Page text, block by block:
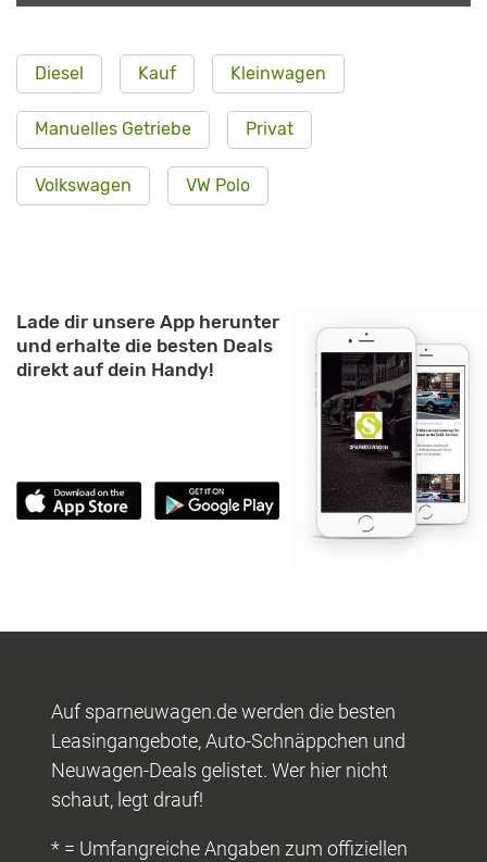
Diesel Kauf Kleinwagen
Manuelles Getriebe Privat
Volkswagen VW Polo
Lade dir unsere App herunter
und erhalte die besten Deals
direkt auf dein Handy!
Auf sparneuwagen.de werden die besten
Leasingangebote, Auto-Schnäppchen und
Neuwagen-Deals gelistet. Wer hier nicht
schaut, legt drauf!
* = Umfangreiche Angaben zum offiziellen